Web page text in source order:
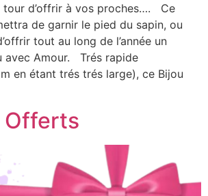
tour d’offrir à vos proches…. Ce
de garnir le pied du sapin, ou
tout au long de l’année un
avec Amour. Trés rapide
en étant trés trés large), ce Bijou
Offerts